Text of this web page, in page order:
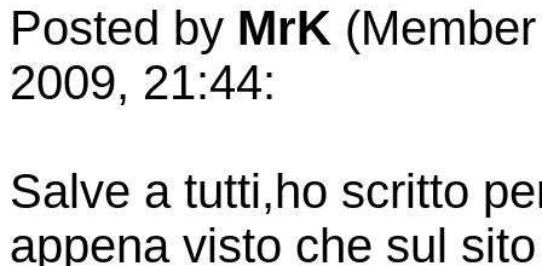
Posted by MrK
2009, 21:44:
Salve a tutti,ho scritto
appena visto che sul